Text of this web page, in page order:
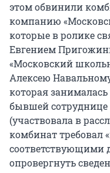
этом обвинили
компанию
которые в ролике
Евгением
«Московский
Алексею
которая
бывшей
(участвовала в
комбинат требовал
соответствующими
опровергнуть